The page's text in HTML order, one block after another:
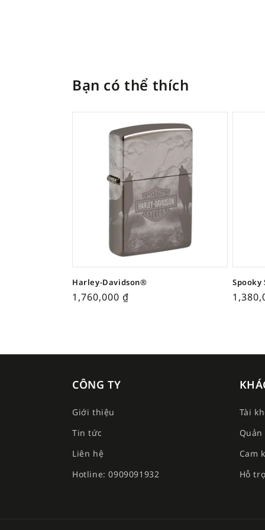
Bạn có thể thích
Harley-Davidson®
1,760,000 ₫
Spooky
CÔNG TY
Giới thiệu
Tin tức
Liên hệ
Hotline: 0909091932
Tài
Cam
Hỗ